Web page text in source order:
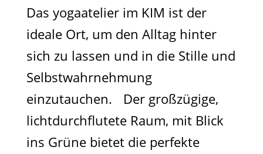
Das yogaatelier im KIM ist der
ideale Ort, um den Alltag hinter
sich zu lassen und in die Stille und
Selbstwahrnehmung
einzutauchen. Der großzügige,
lichtdurchflutete Raum, mit Blick
ins Grüne bietet die perfekte